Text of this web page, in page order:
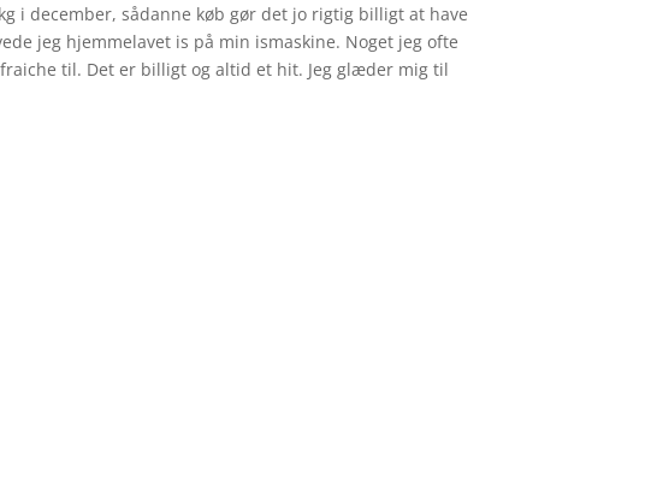
i december, sådanne køb gør det jo rigtig billigt at have
jeg hjemmelavet is på min ismaskine. Noget jeg ofte
til. Det er billigt og altid et hit. Jeg glæder mig til